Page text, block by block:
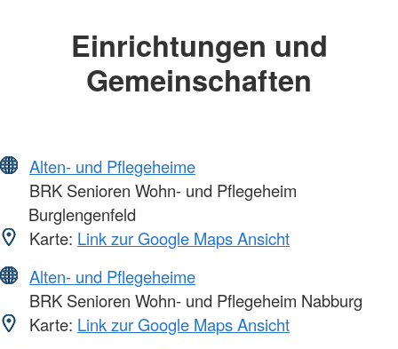
Einrichtungen und
Gemeinschaften
Alten- und Pflegeheime
BRK Senioren Wohn- und Pflegeheim
Burglengenfeld
Karte: Link zur Google Maps Ansicht
Alten- und Pflegeheime
BRK Senioren Wohn- und Pflegeheim Nabburg
Karte: Link zur Google Maps Ansicht